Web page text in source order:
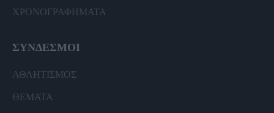
ΧΡΟΝΟΓΡΑΦΗΜΑΤΑ
ΣΥΝΔΕΣΜΟΙ
ΑΘΛΗΤΙΣΜΟΣ
ΘΕΜΑΤΑ